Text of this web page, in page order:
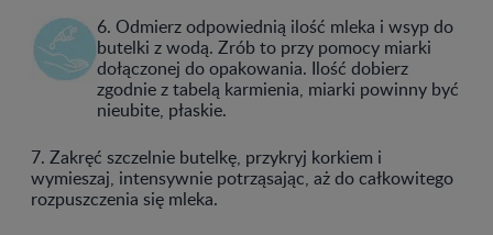
6. Odmierz odpowiednią ilość mleka i wsyp do
butelki z wodą. Zrób to przy pomocy miarki
dołączonej do opakowania. Ilość dobierz
zgodnie z tabelą karmienia, miarki powinny być
nieubite, płaskie.
7. Zakręć szczelnie butelkę, przykryj korkiem i
wymieszaj, intensywnie potrząsając, aż do całkowitego
rozpuszczenia się mleka.